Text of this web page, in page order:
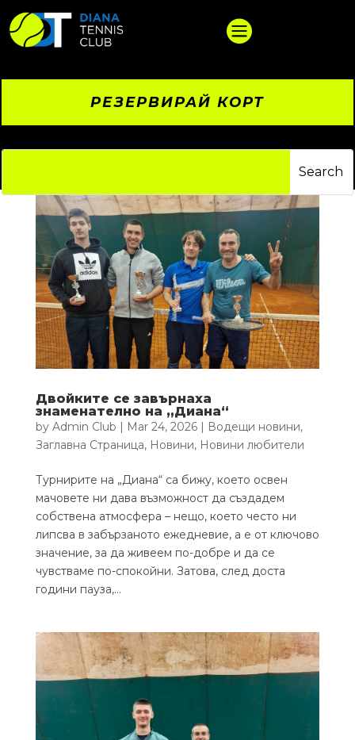

РЕЗЕРВИРАЙ КОРТ
Двойките се завърнаха
знаменателно на „Диана“
by Admin Club | Mar 24, 2026| Водещи новини,
Заглавна Страница, Новини, Новини любители
Турнирите на „Диана“ са бижу, което освен
мачовете ни дава възможност да създадем
собствена атмосфера – нещо, което често ни
липсва в забързаното ежедневие, а е от ключово
значение, за да живеем по-добре и да се
чувстваме по-спокойни. Затова, след доста
години пауза,...